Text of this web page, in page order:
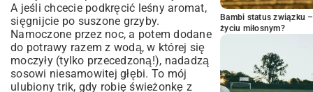
A jeśli chcecie podkręcić leśny aromat,
sięgnijcie po suszone grzyby.
Namoczone przez noc, a potem dodane
do potrawy razem z wodą, w której się
moczyły (tylko przecedzoną!), nadadzą
sosowi niesamowitej głębi. To mój
ulubiony trik, gdy robię świeżonkę z
Bambi status związku
życiu miłosnym?